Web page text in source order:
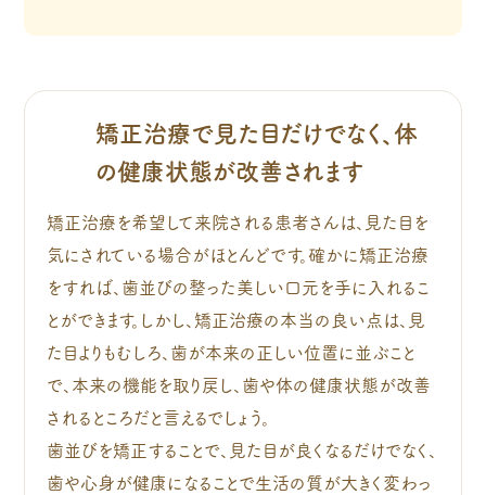
矯正治療で見た目だけでなく、体
の健康状態が改善されます
矯正治療を希望して来院される患者さんは、見た目を
気にされている場合がほとんどです。確かに矯正治療
をすれば、歯並びの整った美しい口元を手に入れるこ
とができます。しかし、矯正治療の本当の良い点は、見
た目よりもむしろ、歯が本来の正しい位置に並ぶこと
で、本来の機能を取り戻し、歯や体の健康状態が改善
されるところだと言えるでしょう。
歯並びを矯正することで、見た目が良くなるだけでなく、
歯や心身が健康になることで生活の質が大きく変わっ